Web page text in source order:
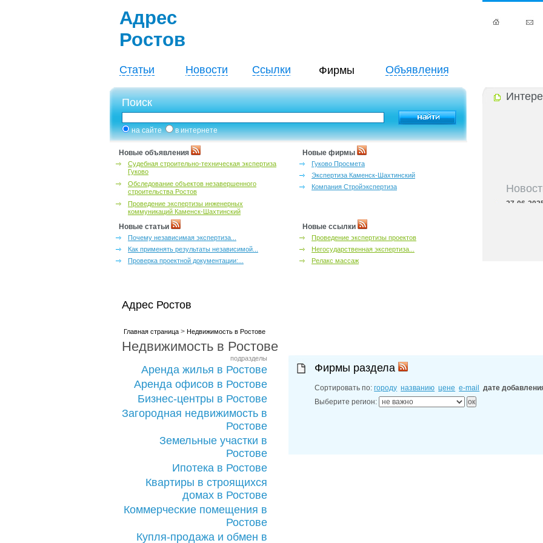
Адрес
Ростов
Статьи Новости Ссылки Фирмы Объявления
Поиск
на сайте в интернете
Новые объявления
Судебная строительно-техническая экспертиза
Гуково
Обследование объектов незавершенного
строительства Ростов
Проведение экспертизы инженерных
коммуникаций Каменск-Шахтинский
Новые фирмы
Гуково Просмета
Экспертиза Каменск-Шахтинский
Компания Стройэкспертиза
Новые статьи
Почему независимая экспертиза...
Как применять результаты независимой...
Проверка проектной документации:...
Новые ссылки
Проведение экспертизы проектов
Негосударственная экспертиза...
Релакс массаж
27-06-
выявлено
Адрес Ростов
Главная страница> Недвижимость в Ростове
Недвижимость в Ростове
подразделы
Аренда жилья в Ростове
Аренда офисов в Ростове
Бизнес-центры в Ростове
Загородная недвижимость в
Ростове
Земельные участки в
Ростове
Ипотека в Ростове
Квартиры в строящихся
домах в Ростове
Коммерческие помещения в
Ростове
Купля-продажа и обмен в
Фирмы раздела
Сортировать по:городу названию цене e-mail
дате
Выберите регион: